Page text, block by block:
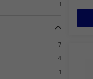
1
7
4
1